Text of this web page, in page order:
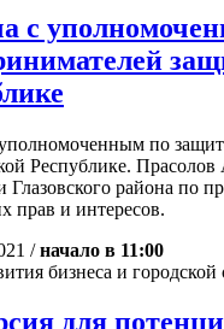
с
по
Республике.
Глазовского района по
прав и интересов.
/начало в 11:00
бизнеса и
для